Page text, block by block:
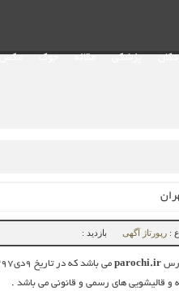
: رپورتاژ آگهی بازدید :
parochi.ir
و قالیشویی های رسمی و قانونی می باشد .